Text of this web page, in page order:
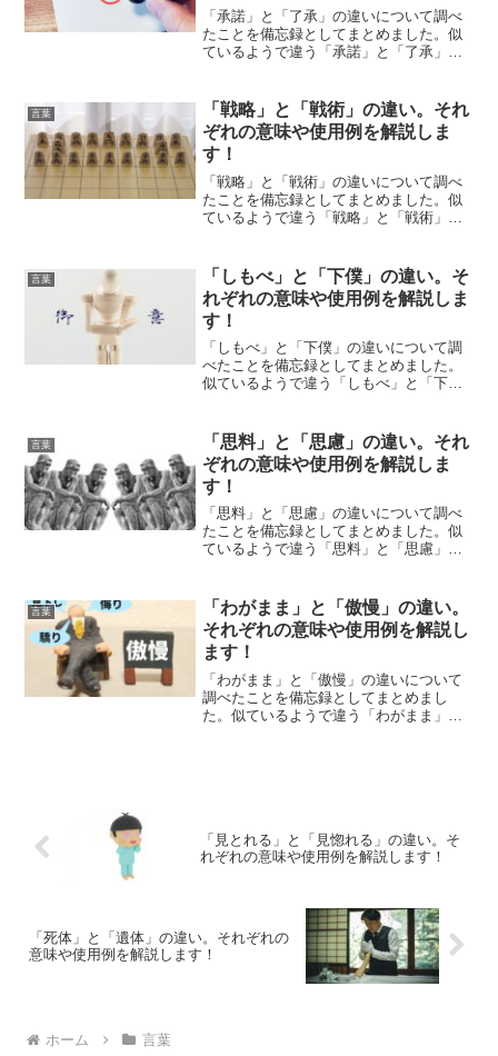
「承諾」と「了承」の違いについて調べ
たことを備忘録としてまとめました。似
ているようで違う「承諾」と「了承」の
言葉
「戦略」と「戦術」の違い。それ
ぞれの意味や使用例を解説しま
す！
「戦略」と「戦術」の違いについて調べ
たことを備忘録としてまとめました。似
ているようで違う「戦略」と「戦術」の
言葉
「しもべ」と「下僕」の違い。そ
れぞれの意味や使用例を解説しま
す！
「しもべ」と「下僕」の違いについて調
べたことを備忘録としてまとめました。
似ているようで違う「しもべ」と「下
言葉
「思料」と「思慮」の違い。それ
ぞれの意味や使用例を解説しま
す！
「思料」と「思慮」の違いについて調べ
たことを備忘録としてまとめました。似
ているようで違う「思料」と「思慮」の
言葉
「わがまま」と「傲慢」の違い。
それぞれの意味や使用例を解説し
ます！
「わがまま」と「傲慢」の違いについて
調べたことを備忘録としてまとめまし
た。似ているようで違う「わがまま」と
「見とれる」と「見惚れる」の違い。そ
れぞれの意味や使用例を解説します！
「死体」と「遺体」の違い。それぞれの
意味や使用例を解説します！
ホーム 言葉